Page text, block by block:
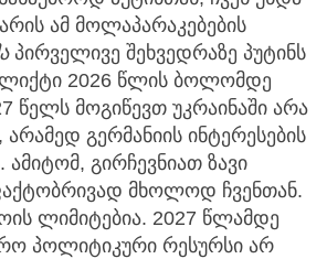
ამ მოლაპარაკებების
პირველივე შეხვედრაზე პუტინს
2026 წლის ბოლომდე
წელს მოგიწევთ უკრაინაში არა
გერმანიის ინტერესების
ამიტომ, გირჩევნიათ ზავი
მხოლოდ ჩვენთან.
ლიმიტებია. 2027 წლამდე
პოლიტიკური რესურსი არ